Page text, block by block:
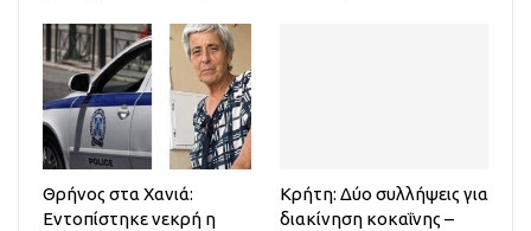
Θρήνος στα Χανιά:
Εντοπίστηκε νεκρή η
Κρήτη: Δύο συλλήψεις για
διακίνηση κοκαΐνης –